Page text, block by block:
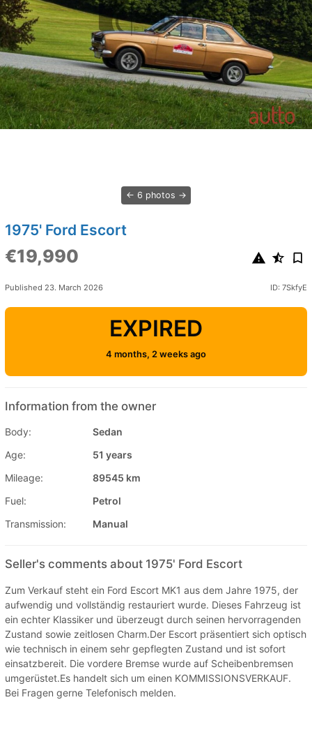
6 photos
1975' Ford Escort
€19,990
Published 23. March 2026 ID: 7SkfyE
EXPIRED
4 months, 2 weeks ago
Information from the owner
Body:
Sedan
Age:
51 years
Mileage:
89545 km
Fuel:
Petrol
Transmission:
Manual
Seller's comments about 1975' Ford Escort
Zum Verkauf steht ein Ford Escort MK1 aus dem Jahre 1975, der
aufwendig und vollständig restauriert wurde. Dieses Fahrzeug ist
ein echter Klassiker und überzeugt durch seinen hervorragenden
Zustand sowie zeitlosen Charm.Der Escort präsentiert sich optisch
wie technisch in einem sehr gepflegten Zustand und ist sofort
einsatzbereit. Die vordere Bremse wurde auf Scheibenbremsen
umgerüstet.Es handelt sich um einen KOMMISSIONSVERKAUF.
Bei Fragen gerne Telefonisch melden.